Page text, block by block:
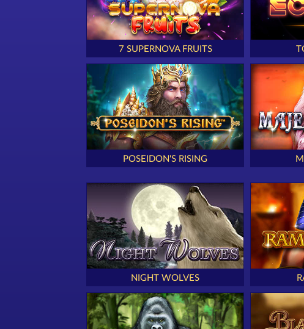
7 SUPERNOVA FRUITS
POSEIDON'S RISING
NIGHT WOLVES